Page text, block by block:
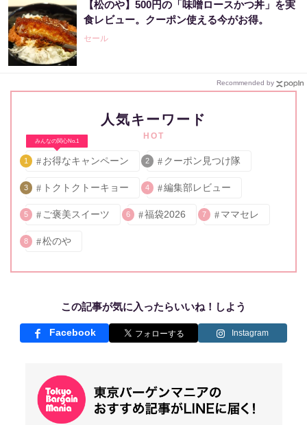
【松のや】500円の「味噌ロースかつ丼」を実
食レビュー。クーポン使える今がお得。
セール
Recommended by
人気キーワード
HOT
みんなの関心No.1
1 お得なキャンペーン 2 クーポン見つけ隊
3 トクトクトーキョー 4 編集部レビュー
5 ご褒美スイーツ 6 福袋2026 7 ママセレ
8 松のや
この記事が気に入ったらいいね！しよう
Facebook Instagram